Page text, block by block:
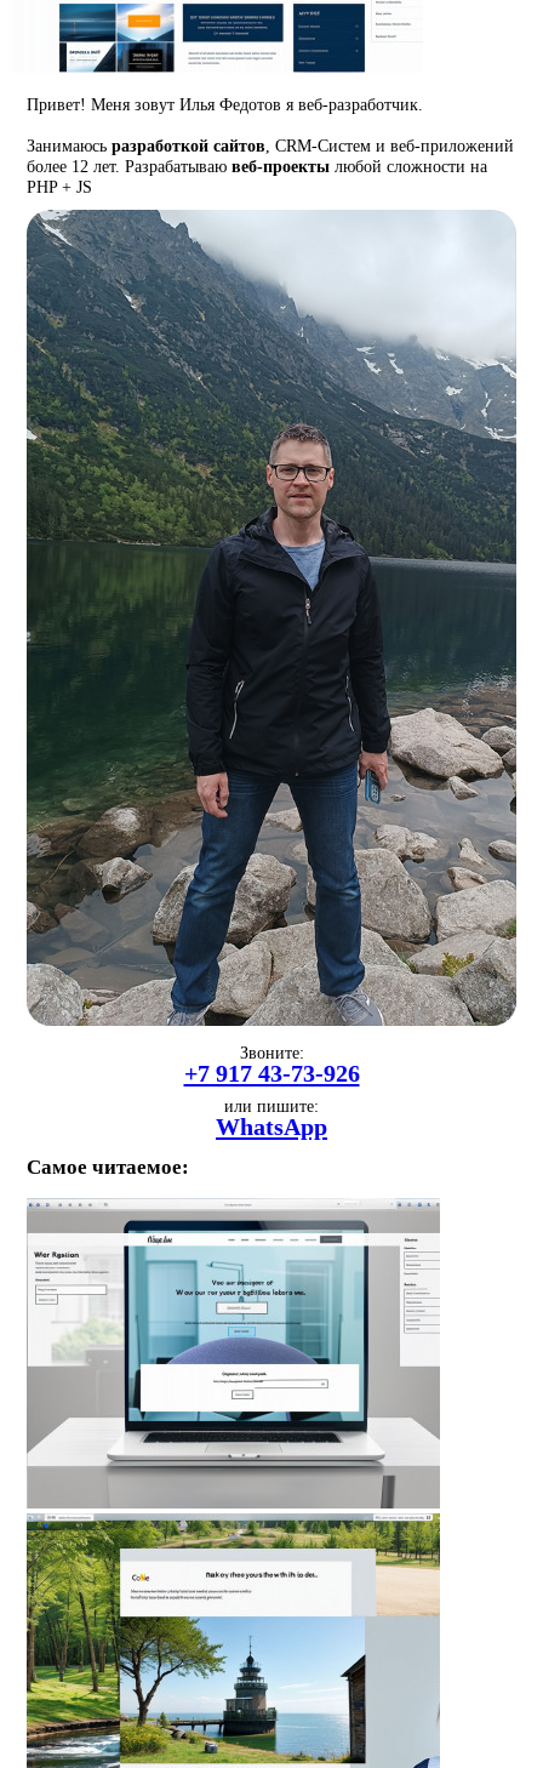
Привет! Меня зовут Илья Федотов я веб-разработчик.
Занимаюсьразработкой сайтов, CRM-Систем и веб-приложений
более 12 лет. Разрабатываювеб-проекты любой сложности на
PHP + JS
Звоните:
+7 917 43-73-926
или пишите:
WhatsApp
Самое читаемое: